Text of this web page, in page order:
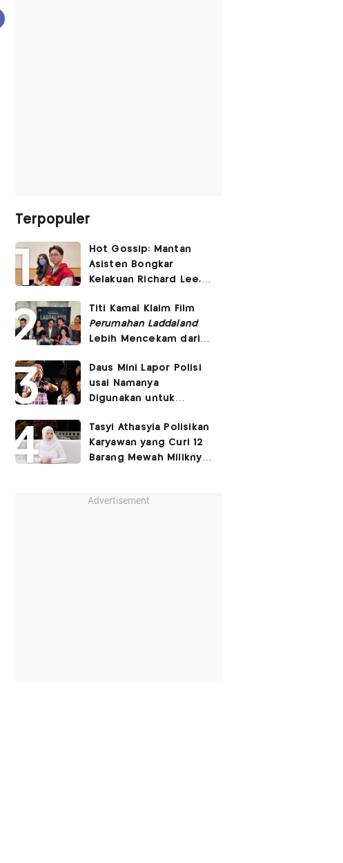
Terpopuler
Hot Gossip: Mantan
Asisten Bongkar
Kelakuan Richard Lee,
Vicky Prasetyo
Titi Kamal Klaim Film
Perumahan Laddaland
Lebih Mencekam dari
Daus Mini Lapor Polisi
usai Namanya
Digunakan untuk
SARA
Tasyi Athasyia Polisikan
Karyawan yang Curi 12
Barang Mewah Miliknya
Advertisement